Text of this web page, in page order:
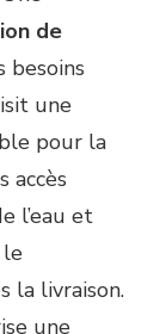
de
besoins
une
pour la
accès
l’eau et
le
la livraison.
une